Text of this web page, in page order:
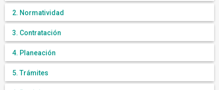
2. Normatividad
3. Contratación
4. Planeación
5. Trámites